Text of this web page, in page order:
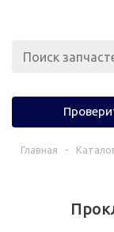
Главная -